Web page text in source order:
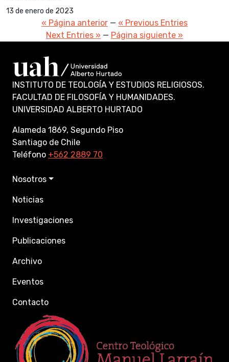
13 de enero de 2023
« Página anterior — « Previous Entries
Next Entries » — Página siguiente »
INSTITUTO DE TEOLOGÍA Y ESTUDIOS RELIGIOSOS.
FACULTAD DE FILOSOFÍA Y HUMANIDADES.
UNIVERSIDAD ALBERTO HURTADO
Alameda 1869, Segundo Piso
Santiago de Chile
Teléfono +562 2889 70
Nosotros
Noticias
Investigaciones
Publicaciones
Archivo
Eventos
Contacto